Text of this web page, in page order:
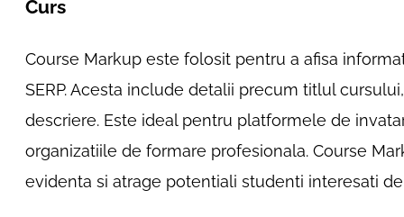
Curs
Course Markup este folosit pentru a afisa
SERP. Acesta include detalii precum titlul
descriere. Este ideal pentru platformele de
organizatiile de formare profesionala. Course
evidenta si atrage potentiali studenti interesati